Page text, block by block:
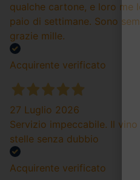
qualche cartone, e loro me
paio di settimane. Sono
grazie mille.
Acquirente verificato
27 Luglio 2026
Servizio impeccabile. Il
stelle senza dubbio
Acquirente verificato